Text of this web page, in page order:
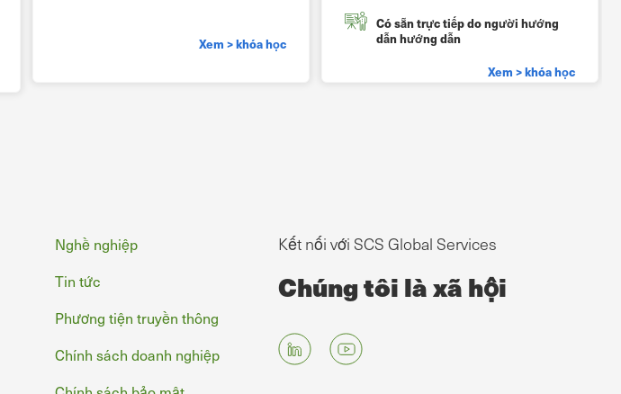
Xem > khóa học
Có sẵn trực tiếp do người hướng
dẫn hướng dẫn
Xem > khóa học
Chân
Nghề nghiệp
Tin tức
Phương tiện truyền thông
Chính sách doanh nghiệp
Kết nối với SCS Global Services
Chúng tôi là xã hội